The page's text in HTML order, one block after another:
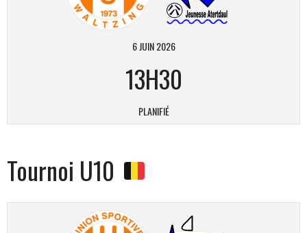
6 JUIN 2026
13H30
PLANIFIÉ
Tournoi U10